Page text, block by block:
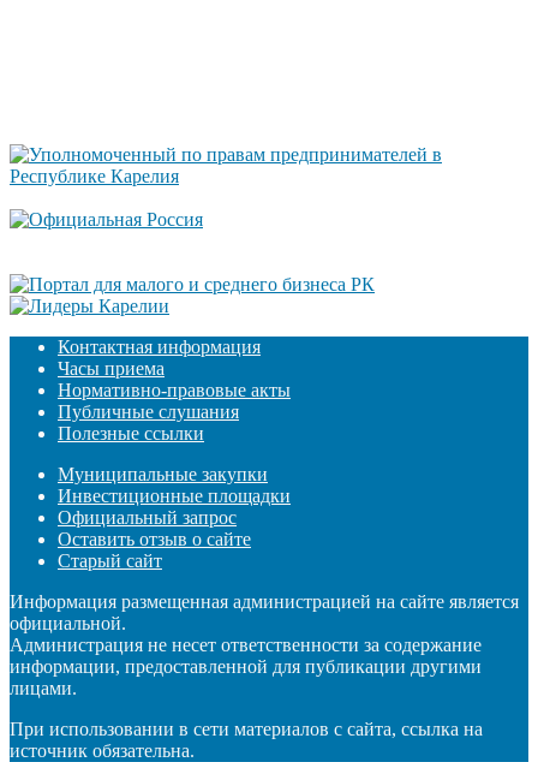
Контактная информация
Часы приема
Нормативно-правовые акты
Публичные слушания
Полезные ссылки
Муниципальные закупки
Инвестиционные площадки
Официальный запрос
Оставить отзыв о сайте
Старый сайт
Информация размещенная администрацией на сайте является
официальной.
Администрация не несет ответственности за содержание
информации, предоставленной для публикации другими
лицами.
При использовании в сети материалов с сайта, ссылка на
источник обязательна.